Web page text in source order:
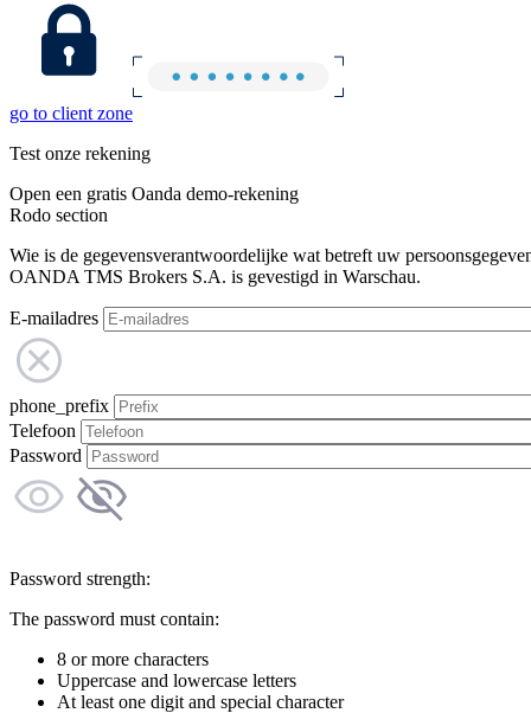
go to client zone
Test onze rekening
Open een gratis Oanda demo-rekening
Rodo section
Wie is de gegevensverantwoordelijke wat betreft uw
OANDA TMS Brokers S.A. is gevestigd in Warschau.
E-mailadres
phone_prefix
Telefoon
Password
Password strength:
The password must contain:
8 or more characters
Uppercase and lowercase letters
At least one digit and special character